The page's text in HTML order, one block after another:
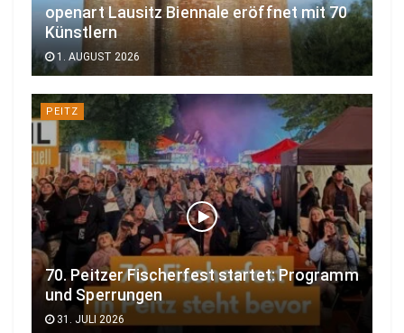
openart Lausitz Biennale eröffnet mit 70
Künstlern
1. AUGUST 2026
PEITZ
70. Peitzer Fischerfest startet: Programm
und Sperrungen
31. JULI 2026